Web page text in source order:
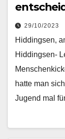
29/10/2023
Hiddingsen,
Hiddingsen-
hatte man
Jugend mal